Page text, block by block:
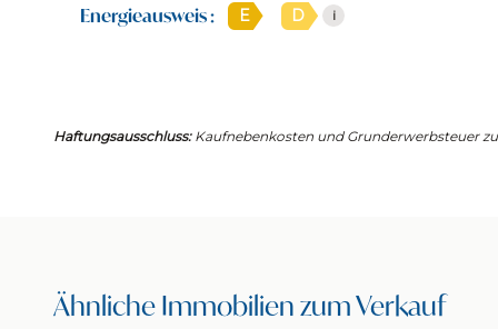
Energieausweis : E D i
Haftungsausschluss:Kaufnebenkosten und Grunderwerbsteuer
Ähnliche Immobilien zum Verkauf